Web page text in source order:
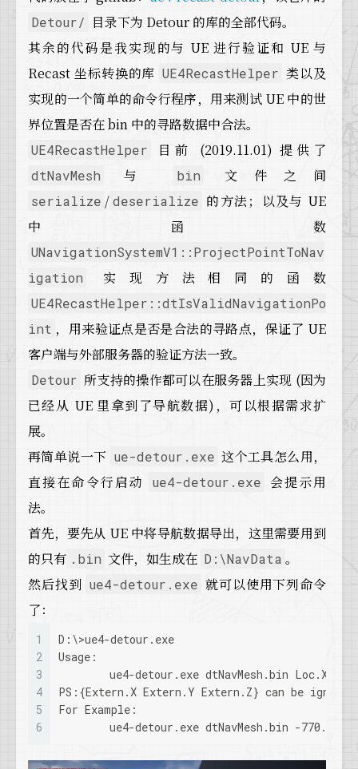
Detour/ 目录下为 Detour 的库的全部代码。
其余的代码是我实现的与 UE 进行验证和 UE 与
Recast 坐标转换的库 UE4RecastHelper 类以及
实现的一个简单的命令行程序，用来测试 UE 中的世
界位置是否在 bin 中的寻路数据中合法。
UE4RecastHelper 目前 (2019.11.01) 提供了
dtNavMesh 与 bin 文件之间
serialize /deserialize 的方法；以及与 UE
中函数
UNavigationSystemV1::ProjectPointToNav
igation
实现方法相同的函数
UE4RecastHelper::dtIsValidNavigationPo
int ，用来验证点是否是合法的寻路点，保证了 UE
客户端与外部服务器的验证方法一致。
Detour 所支持的操作都可以在服务器上实现 (因为
已经从 UE 里拿到了导航数据)，可以根据需求扩
展。
再简单说一下 ue-detour.exe 这个工具怎么用，
直接在命令行启动
ue4-detour.exe 会提示用
法。
首先，要先从 UE 中将导航数据导出，这里需要用到
的只有 .bin 文件，如生成在 D:\NavData 。
然后找到 ue4-detour.exe 就可以使用下列命令
了：
1
2
3
4
5
6
D:\>ue4-detour.exe
Usage:
ue4-detour.exe dtNavMesh.bin Loc.X
PS:{Extern.X Extern.Y Extern.Z} can be
For Example:
ue4-detour.exe dtNavMesh.bin -770.003